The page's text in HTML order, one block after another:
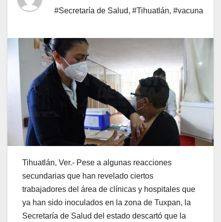
#Secretaría de Salud, #Tihuatlán, #vacuna
Tihuatlán, Ver.- Pese a algunas reacciones
secundarias que han revelado ciertos
trabajadores del área de clínicas y hospitales que
ya han sido inoculados en la zona de Tuxpan, la
Secretaría de Salud del estado descartó que la